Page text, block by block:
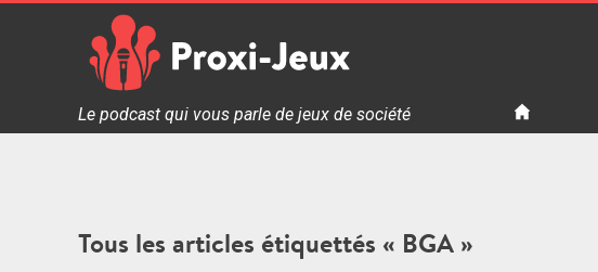
Proxi Jeux - Le podcast qui vous parle de jeux de société
Le podcast qui vous parle de jeux de société
Tous les articles étiquettés « BGA »